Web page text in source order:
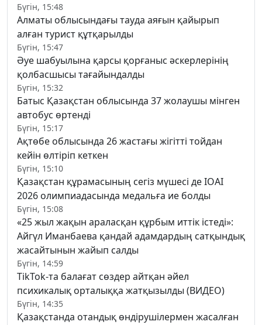
Бүгін, 15:48
Алматы облысындағы тауда аяғын қайырып
алған турист құтқарылды
Бүгін, 15:47
Әуе шабуылына қарсы қорғаныс әскерлерінің
қолбасшысы тағайындалды
Бүгін, 15:32
Батыс Қазақстан облысында 37 жолаушы мінген
автобус өртенді
Бүгін, 15:17
Ақтөбе облысында 26 жастағы жігітті тойдан
кейін өлтіріп кеткен
Бүгін, 15:10
Қазақстан құрамасының сегіз мүшесі де IOAI
2026 олимпиадасында медальға ие болды
Бүгін, 15:08
«25 жыл жақын араласқан құрбым иттік істеді»:
Айгүл Иманбаева қандай адамдардың сатқындық
жасайтынын жайып салды
Бүгін, 14:59
TikTok-та балағат сөздер айтқан әйел
психикалық орталыққа жатқызылды (ВИДЕО)
Бүгін, 14:35
Қазақстанда отандық өндірушілермен жасалған